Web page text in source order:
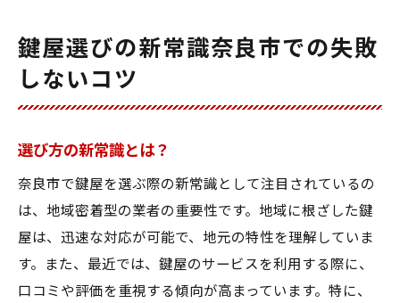
鍵屋選びの新常識奈良市での失敗
しないコツ
選び方の新常識とは？
奈良市で鍵屋を選ぶ際の新常識として注目されているの
は、地域密着型の業者の重要性です。地域に根ざした鍵
屋は、迅速な対応が可能で、地元の特性を理解していま
す。また、最近では、鍵屋のサービスを利用する際に、
口コミや評価を重視する傾向が高まっています。特に、